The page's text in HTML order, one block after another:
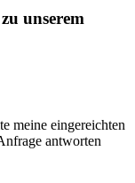
unserem
meine eingereichten
antworten